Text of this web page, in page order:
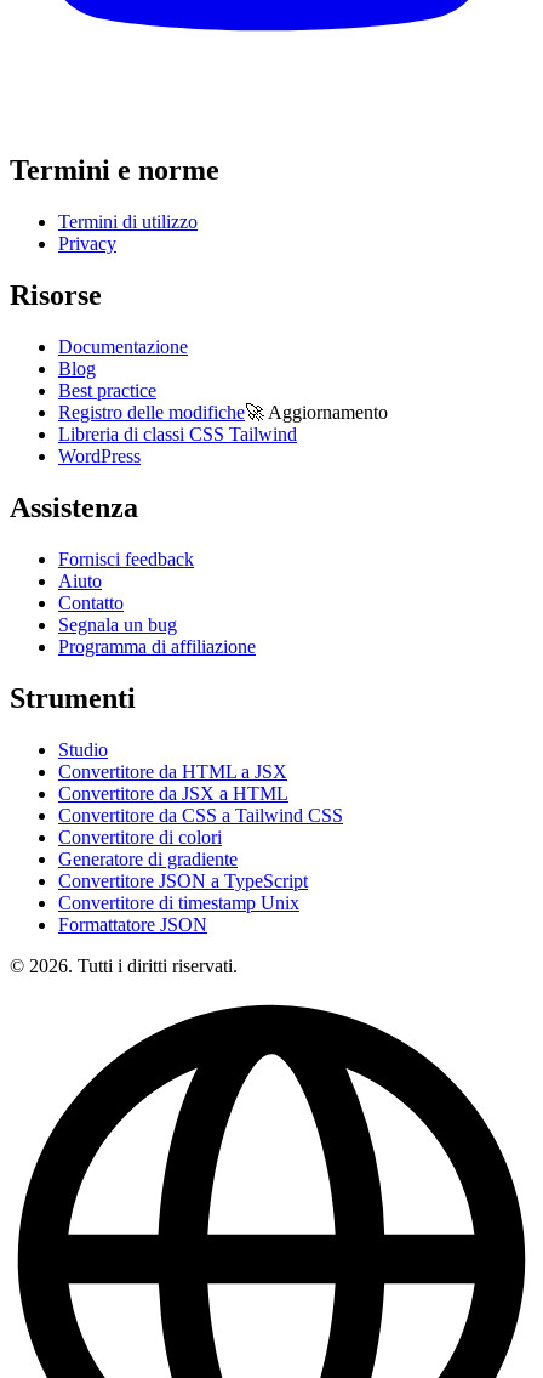
Termini e norme
Termini di utilizzo
Privacy
Risorse
Documentazione
Blog
Best practice
Registro delle modifiche🚀 Aggiornamento
Libreria di classi CSS Tailwind
WordPress
Assistenza
Fornisci feedback
Aiuto
Contatto
Segnala un bug
Programma di affiliazione
Strumenti
Studio
Convertitore da HTML a JSX
Convertitore da JSX a HTML
Convertitore da CSS a Tailwind CSS
Convertitore di colori
Generatore di gradiente
Convertitore JSON a TypeScript
Convertitore di timestamp Unix
Formattatore JSON
© 2026. Tutti i diritti riservati.